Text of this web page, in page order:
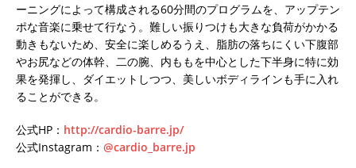
ーニングによって構成される60分間のプログラムを、アップテン
ポな音楽に乗せて行なう。難しい振りつけも大きな負荷がかかる
動きもないため、安全に楽しめるうえ、脂肪の落ちにくい下腹部
やお尻などの体幹、二の腕、内ももを中心とした下半身に特に効
果を発揮し、ダイエットしつつ、美しいボディラインも手に入れ
ることができる。
公式HP： http://cardio-barre.jp/
公式Instagram： @cardio_barre.jp